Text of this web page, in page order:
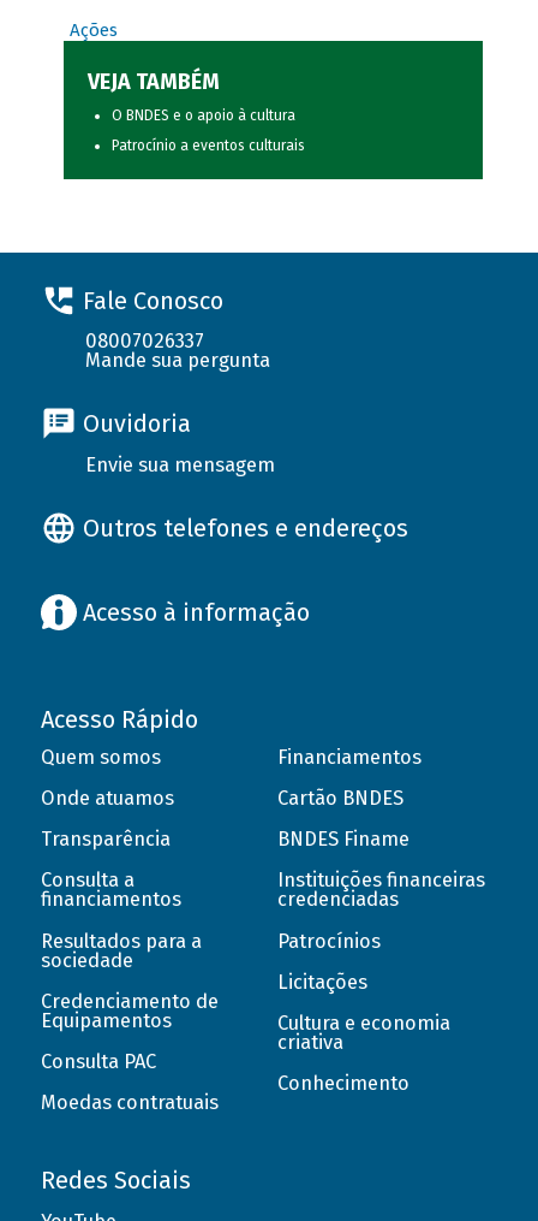
Ações
VEJA TAMBÉM
O BNDES e o apoio à cultura
Patrocínio a eventos culturais
Fale Conosco
08007026337
Mande sua pergunta
Ouvidoria
Envie sua mensagem
Outros telefones e endereços
Acesso à informação
Acesso Rápido
Quem somos
Onde atuamos
Transparência
Consulta a
financiamentos
Resultados para a
sociedade
Credenciamento de
Equipamentos
Consulta PAC
Moedas contratuais
Financiamentos
Cartão BNDES
BNDES Finame
Instituições financeiras
credenciadas
Patrocínios
Licitações
Cultura e economia
criativa
Conhecimento
Redes Sociais